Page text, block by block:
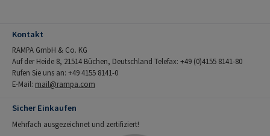
Kontakt
RAMPA GmbH & Co. KG
Auf der Heide 8, 21514 Büchen, Deutschland Telefax: +49 (0)4155 8141-80
Rufen Sie uns an: +49 4155 8141-0
E-Mail: mail@rampa.com
Sicher Einkaufen
Mehrfach ausgezeichnet und zertifiziert!